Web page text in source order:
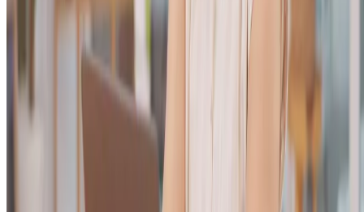
Já ouviu falar de remarketing? É uma excelente estratégia de
segmentação para
alcançar pessoas que já demonstraram interesse
no seu produto, mas que, por algum motivo, não finalizaram a
Funciona assim: quando alguém visita o seu site, essa pessoa é
direcionados para ela em outros sites ou
. Isso mantém
negócio na mente do potencial cliente e incentiva a retomada do
Então, se alguém entrou no seu site para ver um produto, mas saiu